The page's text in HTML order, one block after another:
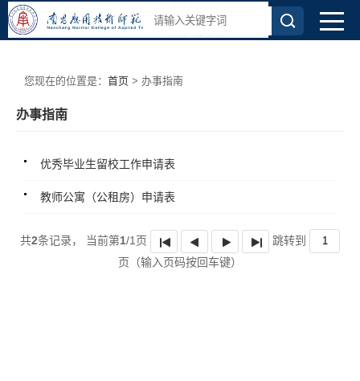
您现在的位置是： 首页 > 办事指南
办事指南
优秀毕业生留校工作申请表
教师公寓（公租房）申请表
共2条记录， 当前第1/1页
跳转到
页 （输入页码按回车键）